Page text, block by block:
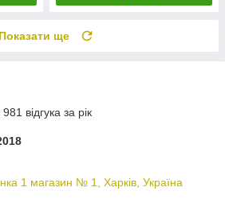
Показати ще
відгука за рік
1 магазин № 1, Харків, Україна